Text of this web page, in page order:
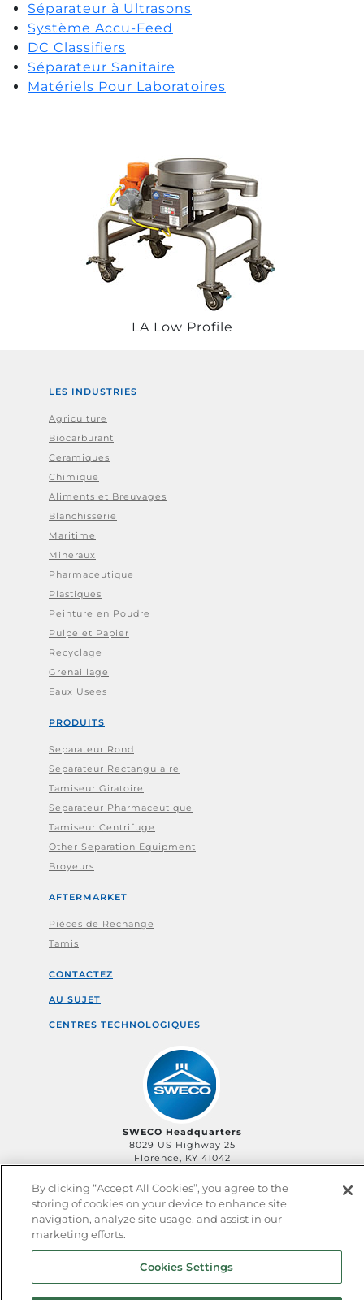
Séparateur à Ultrasons
Système Accu-Feed
DC Classifiers
Séparateur Sanitaire
Matériels Pour Laboratoires
LA Low Profile
LES INDUSTRIES
Agriculture
Biocarburant
Ceramiques
Chimique
Aliments et Breuvages
Blanchisserie
Maritime
Mineraux
Pharmaceutique
Plastiques
Peinture en Poudre
Pulpe et Papier
Recyclage
Grenaillage
Eaux Usees
PRODUITS
Separateur Rond
Separateur Rectangulaire
Tamiseur Giratoire
Separateur Pharmaceutique
Tamiseur Centrifuge
Other Separation Equipment
Broyeurs
AFTERMARKET
Pièces de Rechange
Tamis
CONTACTEZ
AU SUJET
CENTRES TECHNOLOGIQUES
SWECO Headquarters
8029 US Highway 25
Florence, KY 41042
©2006- 2026SWECO, an SLB business unitPrivacy
Policy Terms of Service
By clicking “Accept All Cookies”, you agree to the
storing of cookies on your device to enhance site
navigation, analyze site usage, and assist in our
marketing efforts.
Cookies Settings